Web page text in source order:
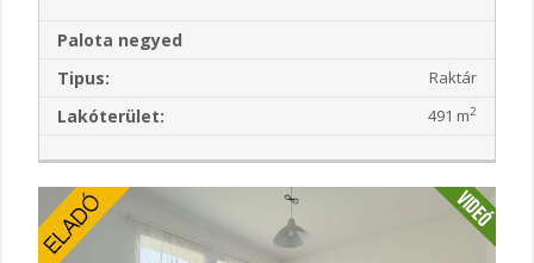
Palota negyed
Tipus:
Raktár
Lakóterület: 491 m2